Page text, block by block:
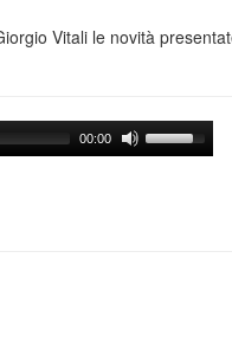
Vitali le novità
00:00